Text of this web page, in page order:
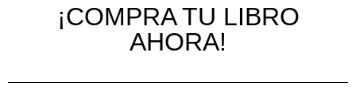
¡COMPRA TU LIBRO
AHORA!